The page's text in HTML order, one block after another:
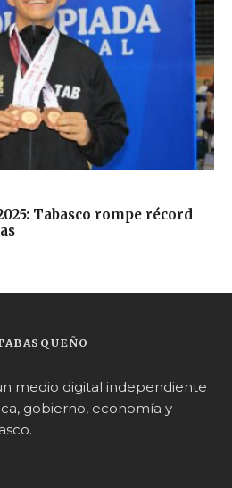
Tabasco rompe récord
medio digital independiente
gobierno, economía y